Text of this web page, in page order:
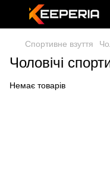
Спортивне взуття
Чоловічі
Немає товарів